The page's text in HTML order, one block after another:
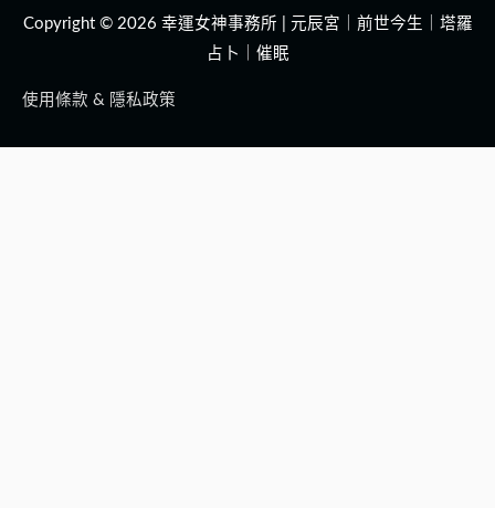
Copyright © 2026 幸運女神事務所 | 元辰宮｜前世今生｜塔羅
占卜｜催眠
使用條款 & 隱私政策